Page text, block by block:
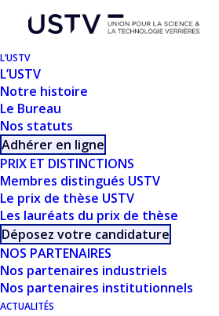
L’USTV
L’USTV
Notre histoire
Le Bureau
Nos statuts
Adhérer en ligne
PRIX ET DISTINCTIONS
Membres distingués USTV
Le prix de thèse USTV
Les lauréats du prix de thèse
Déposez votre candidature
NOS PARTENAIRES
Nos partenaires industriels
Nos partenaires institutionnels
ACTUALITÉS
LES